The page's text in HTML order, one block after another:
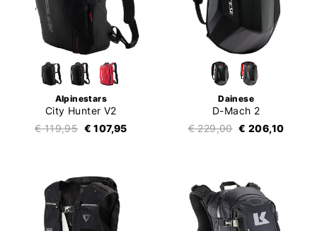
Alpinestars
City Hunter V2
€ 119,95 € 107,95
Dainese
D-Mach 2
€ 229,00 € 206,10